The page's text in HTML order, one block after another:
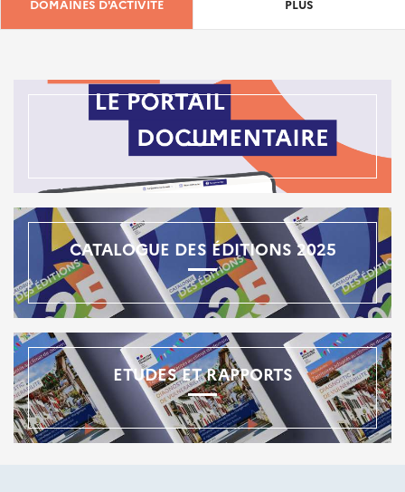
DOMAINES D'ACTIVITÉ PLUS
CATALOGUE DES ÉDITIONS 2025
ETUDES ET RAPPORTS